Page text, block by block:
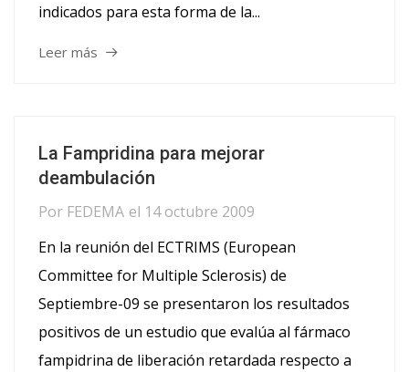
indicados para esta forma de la...
Leer más
La Fampridina para mejorar
deambulación
Por FEDEMA el 14 octubre 2009
En la reunión del ECTRIMS (European
Committee for Multiple Sclerosis) de
Septiembre-09 se presentaron los resultados
positivos de un estudio que evalúa al fármaco
fampidrina de liberación retardada respecto a